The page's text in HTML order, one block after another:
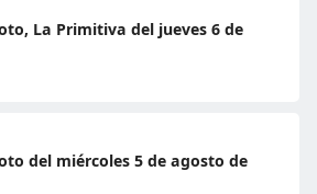
La Primitiva del jueves 6 de
del miércoles 5 de agosto de